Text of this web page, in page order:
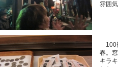
雰囲
100
春。
キラ